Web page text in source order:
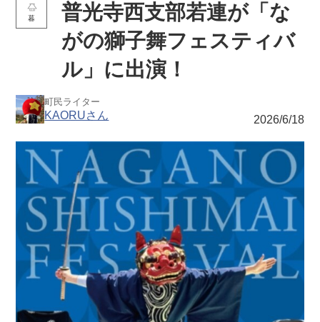
暮
普光寺西支部若連が「な
がの獅子舞フェスティバ
ル」に出演！
町民ライター
KAORUさん 2026/6/18